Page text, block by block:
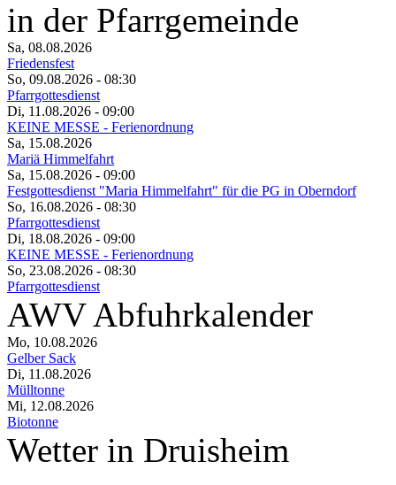
in der Pfarrgemeinde
Sa, 08.08.2026
Friedensfest
So, 09.08.2026 - 08:30
Pfarrgottesdienst
Di, 11.08.2026 - 09:00
KEINE MESSE - Ferienordnung
Sa, 15.08.2026
Mariä Himmelfahrt
Sa, 15.08.2026 - 09:00
Festgottesdienst "Maria Himmelfahrt" für die PG in Oberndorf
So, 16.08.2026 - 08:30
Pfarrgottesdienst
Di, 18.08.2026 - 09:00
KEINE MESSE - Ferienordnung
So, 23.08.2026 - 08:30
Pfarrgottesdienst
AWV Abfuhrkalender
Mo, 10.08.2026
Gelber Sack
Di, 11.08.2026
Mülltonne
Mi, 12.08.2026
Biotonne
Wetter in Druisheim